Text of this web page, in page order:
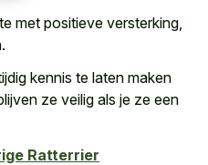
met positieve versterking,
kennis te laten maken
ze veilig als je ze een
Ratterrier